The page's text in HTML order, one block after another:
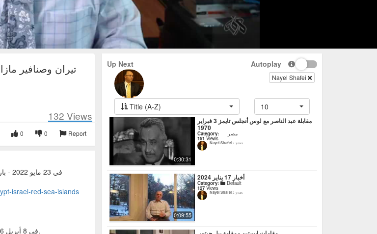
تيران وصنافير مازالتا
132 Views
Report
0
0
في
israel-red-sea-islands
في 8 أبريل 2016 وقعت مصر والسعودية اتفاقية تعيين الحدود البحرية.
Up Next Autoplay
Nayel Shafei
Title (A-Z) 10
0:30:31
مقابلة عبد الناصر مع لوس أنجلس تايمز 3 فبراير
1970
Category: مصر
151 Views
Nayel Shafei 2 years
0:09:55
أخبار 17 يناير 2024
Category: Default
127Views
Nayel Shafei 2 years